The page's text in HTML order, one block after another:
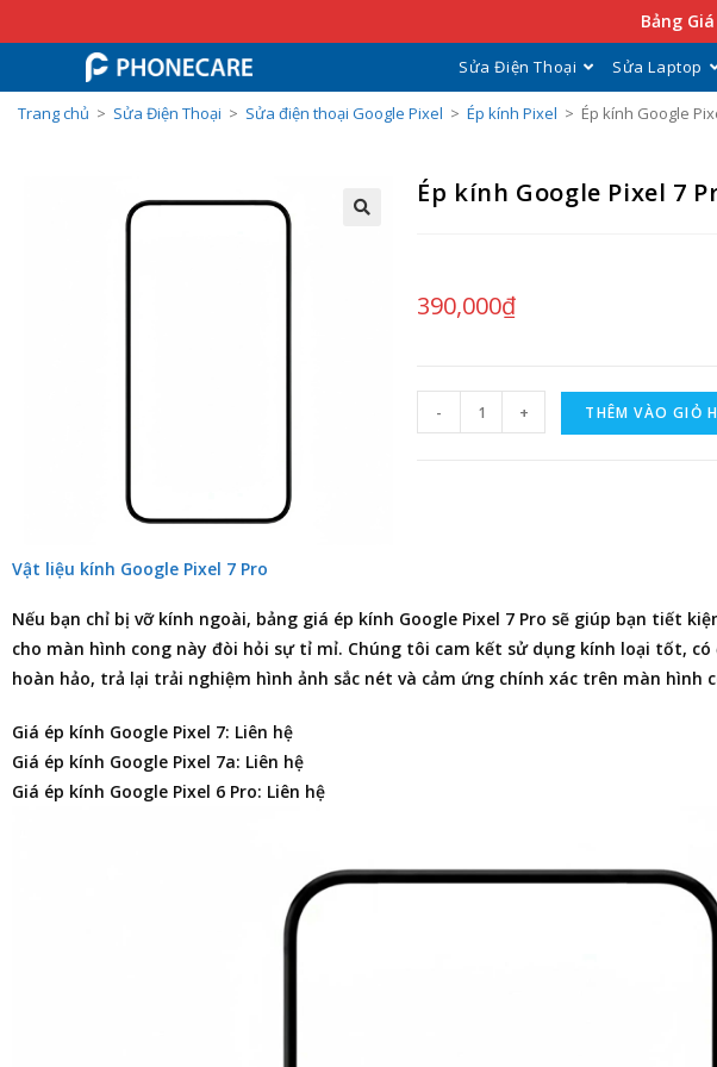
Bảng
Sửa Điện Thoại Sửa Laptop
Trang chủ > Sửa Điện Thoại > Sửa điện thoại Google Pixel > Ép kính Pixel > Ép kính Google
Ép kính Google Pixel 7
390,000₫
- + THÊM VÀO GIỎ
Vật liệu kính Google Pixel 7 Pro
Nếu bạn chỉ bị vỡ kính ngoài, bảng giá ép kính Google Pixel 7 Pro sẽ giúp bạn tiết
cho màn hình cong này đòi hỏi sự tỉ mỉ. Chúng tôi cam kết sử dụng kính loại tốt,
hoàn hảo, trả lại trải nghiệm hình ảnh sắc nét và cảm ứng chính xác trên màn hình
Giá ép kính Google Pixel 7: Liên hệ
Giá ép kính Google Pixel 7a: Liên hệ
Giá ép kính Google Pixel 6 Pro: Liên hệ